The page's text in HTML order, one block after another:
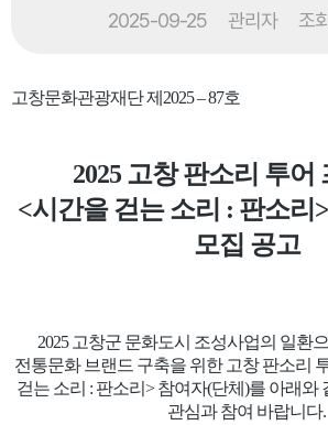
2025-09-25 관리자 조
고창문화관광재단 제2025 – 87호
2025 고창 판소리 투어
<시간을 걷는 소리 : 판소리
모집 공고
2025 고창군 문화도시 조성사업의 일환
전통문화 브랜드 구축을 위한 고창 판소리
걷는 소리 : 판소리> 참여자(단체)를 아래와
관심과 참여 바랍니다.